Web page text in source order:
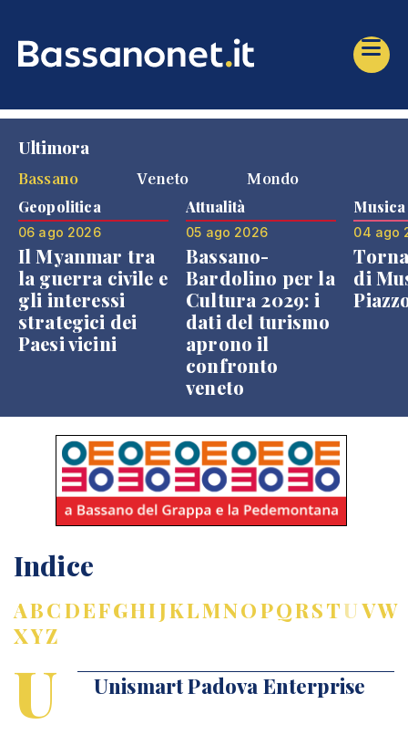
Ultimora
Bassano
Veneto Mondo
Geopolitica
06 ago 2026
Il Myanmar tra
la guerra civile e
gli interessi
strategici dei
Paesi vicini
Attualità
05 ago 2026
Bassano-
Bardolino per la
Cultura 2029: i
dati del turismo
aprono il
confronto
veneto
Musica
04 ago
di
Indice
ABCDEFGHIJKLMNOPQRSTUVW
XYZ
U Unismart Padova Enterprise